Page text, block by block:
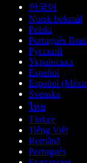
한국어
Norsk bokmål
Polski
Português
Русский
Українська
Español
Español
Svenska
ไทย
Türkçe
Tiếng Việt
Română
Português